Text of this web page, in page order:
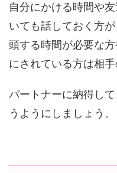
自分にかける時間や
いても話しておく方
頭する時間が必要な
にされている方は相手
パートナーに納得し
うようにしましょう。